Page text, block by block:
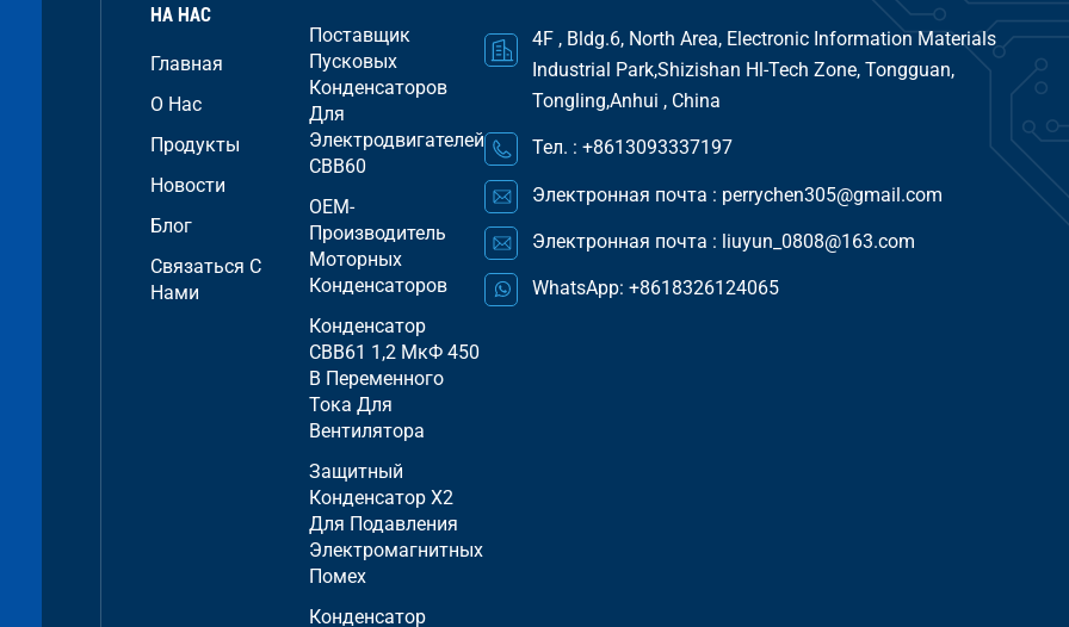
НА НАС
Главная
О Нас
Продукты
Новости
Блог
Связаться С
Нами
Поставщик
Пусковых
Конденсаторов
Для
Электродвигателей
CBB60
OEM-
Производитель
Моторных
Конденсаторов
Конденсатор
CBB61 1,2 МкФ 450
В Переменного
Тока Для
Вентилятора
Защитный
Конденсатор X2
Для Подавления
Электромагнитных
Помех
Конденсатор
4F , Bldg.6, North Area, Electronic Information Materials
Industrial Park,Shizishan Hl-Tech Zone, Tongguan,
Tongling,Anhui , China
Тел. : +8613093337197
Электронная почта : perrychen305@gmail.com
Электронная почта : liuyun_0808@163.com
WhatsApp: +8618326124065